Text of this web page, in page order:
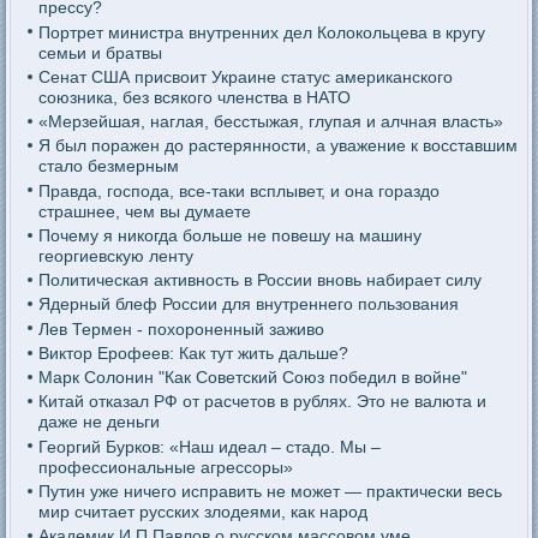
прессу?
Портрет министра внутренних дел Колокольцева в кругу
семьи и братвы
Сенат США присвоит Украине статус американского
союзника, без всякого членства в НАТО
«Мерзейшая, наглая, бесстыжая, глупая и алчная власть»
Я был поражен до растерянности, а уважение к восставшим
стало безмерным
Правда, господа, все-таки всплывет, и она гораздо
страшнее, чем вы думаете
Почему я никогда больше не повешу на машину
георгиевскую ленту
Политическая активность в России вновь набирает силу
Ядерный блеф России для внутреннего пользования
Лев Термен - похороненный заживо
Виктор Ерофеев: Как тут жить дальше?
Марк Солонин "Как Советский Союз победил в войне"
Китай отказал РФ от расчетов в рублях. Это не валюта и
даже не деньги
Георгий Бурков: «Наш идеал – стадо. Мы –
профессиональные агрессоры»
Путин уже ничего исправить не может — практически весь
мир считает русских злодеями, как народ